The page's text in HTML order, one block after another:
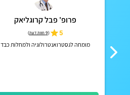
פרופ' פבל קרוגליאק
5
(9 חוות דעת )
מומחה לגסטרואנטרולוגיה ולמחלות כבד